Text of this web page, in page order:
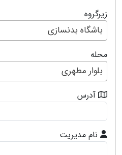
زیرگروه
باشگاه بدنسازی
محله
بلوار مطهری
آدرس
نام مدیریت